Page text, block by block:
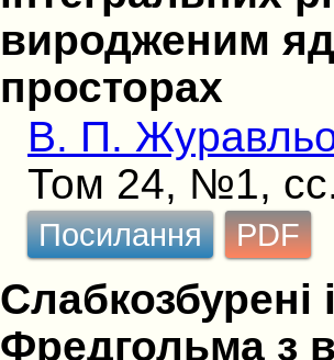
виродженим
просторах
В. П.
Том 24, №1,
Посилання PDF
Слабкозбурені
Фредгольма з